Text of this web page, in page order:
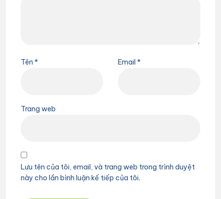
Tên * Email *
Trang web
Lưu tên của tôi, email, và trang web trong trình duyệt
này cho lần bình luận kế tiếp của tôi.